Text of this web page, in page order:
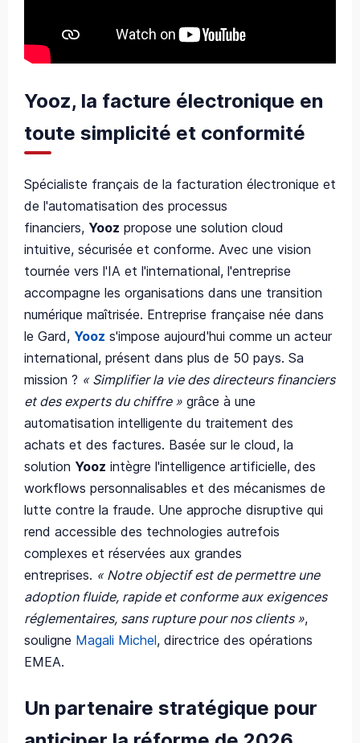
Yooz, la facture électronique en
toute simplicité et conformité
Spécialiste français de la facturation électronique et
de l'automatisation des processus
financiers, Yooz propose une solution cloud
intuitive, sécurisée et conforme. Avec une vision
tournée vers l'IA et l'international, l'entreprise
accompagne les organisations dans une transition
numérique maîtrisée. Entreprise française née dans
le Gard, Yooz s'impose aujourd'hui comme un acteur
international, présent dans plus de 50 pays. Sa
mission ? « Simplifier la vie des directeurs financiers
et des experts du chiffre » grâce à une
automatisation intelligente du traitement des
achats et des factures. Basée sur le cloud, la
solution Yooz intègre l'intelligence artificielle, des
workflows personnalisables et des mécanismes de
lutte contre la fraude. Une approche disruptive qui
rend accessible des technologies autrefois
complexes et réservées aux grandes
entreprises. « Notre objectif est de permettre une
adoption fluide, rapide et conforme aux exigences
réglementaires, sans rupture pour nos clients »,
souligne Magali Michel, directrice des opérations
EMEA.
Un partenaire stratégique pour